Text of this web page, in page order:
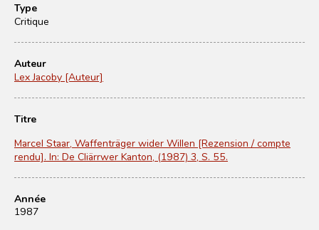
Type
Critique
Auteur
Lex Jacoby [Auteur]
Titre
Marcel Staar, Waffenträger wider Willen [Rezension / compte
rendu]. In: De Cliärrwer Kanton, (1987) 3, S. 55.
Année
1987